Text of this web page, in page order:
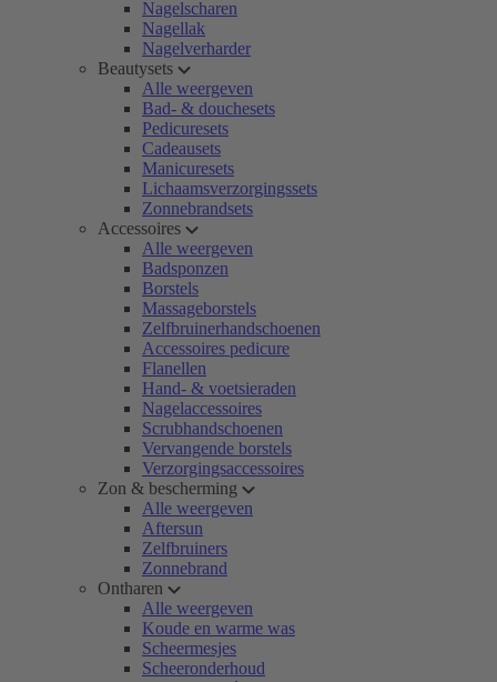
Nagelscharen
Nagellak
Nagelverharder
Beautysets
Alle weergeven
Bad- & douchesets
Pedicuresets
Cadeausets
Manicuresets
Lichaamsverzorgingssets
Zonnebrandsets
Accessoires
Alle weergeven
Badsponzen
Borstels
Massageborstels
Zelfbruinerhandschoenen
Accessoires pedicure
Flanellen
Hand- & voetsieraden
Nagelaccessoires
Scrubhandschoenen
Vervangende borstels
Verzorgingsaccessoires
Zon & bescherming
Alle weergeven
Aftersun
Zelfbruiners
Zonnebrand
Ontharen
Alle weergeven
Koude en warme was
Scheermesjes
Scheeronderhoud